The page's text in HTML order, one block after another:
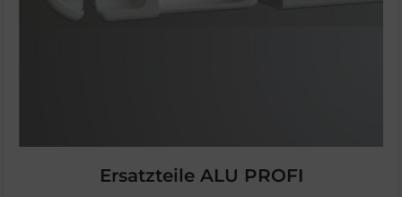
Ersatzteile ALU PROFI